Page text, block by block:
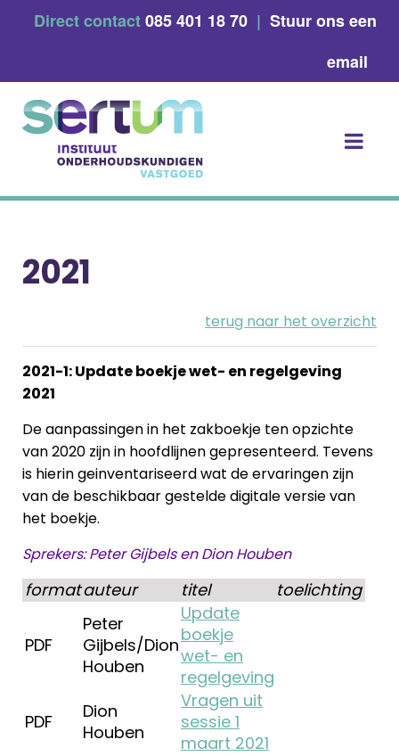
Direct contact085 401 18 70 | Stuur ons een
email
2021
terug naar het overzicht
2021-1: Update boekje wet- en regelgeving
2021
De aanpassingen in het zakboekje ten opzichte
van 2020 zijn in hoofdlijnen gepresenteerd. Tevens
is hierin geinventariseerd wat de ervaringen zijn
van de beschikbaar gestelde digitale versie van
het boekje.
Sprekers: Peter Gijbels en Dion Houben
formatauteur titel toelichting
PDF
Peter
Gijbels/Dion
Houben
Update
boekje
wet- en
regelgeving
PDF
Dion
Houben
Vragen uit
sessie 1
maart 2021